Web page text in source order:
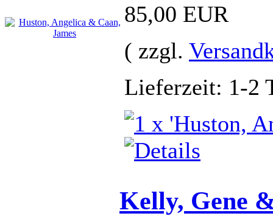
85,00 EUR
( zzgl.
Lieferzeit: 1-2
Kelly, Gene